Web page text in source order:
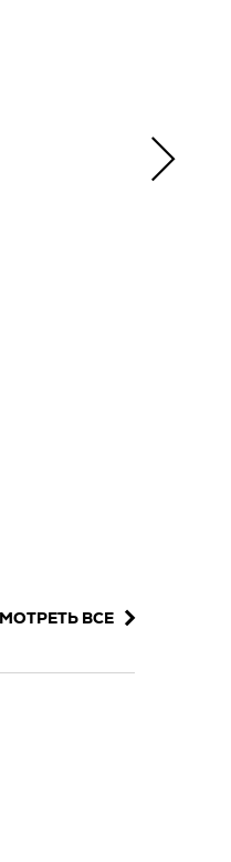
ВСЕ